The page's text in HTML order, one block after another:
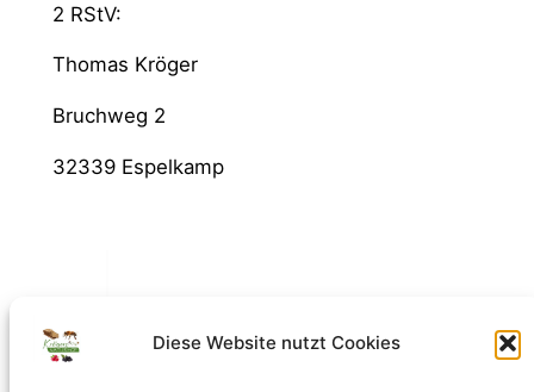
Diese Website nutzt Cookies
2 RStV:
Thomas Kröger
Bruchweg 2
32339 Espelkamp